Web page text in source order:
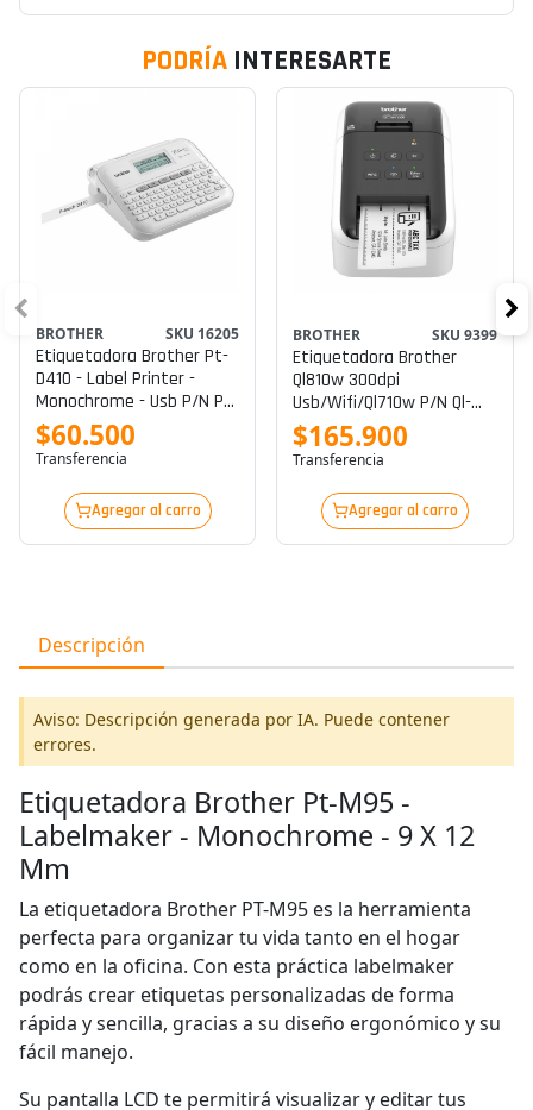
PODRÍA INTERESARTE
BROTHER SKU 16205
Etiquetadora Brother Pt-
D410 - Label Printer -
Monochrome - Usb P/n Pt-
D410
$60.500
Transferencia
Agregar al carro
BROTHER SKU 9399
Etiquetadora Brother
Ql810w 300dpi
Usb/wifi/ql710w P/n Ql-
810w
$165.900
Transferencia
Agregar al carro
Descripción
Aviso: Descripción generada por IA. Puede contener
errores.
Etiquetadora Brother Pt-M95 -
Labelmaker - Monochrome - 9 X 12
Mm
La etiquetadora Brother PT-M95 es la herramienta
perfecta para organizar tu vida tanto en el hogar
como en la oficina. Con esta práctica labelmaker
podrás crear etiquetas personalizadas de forma
rápida y sencilla, gracias a su diseño ergonómico y su
fácil manejo.
Su pantalla LCD te permitirá visualizar y editar tus